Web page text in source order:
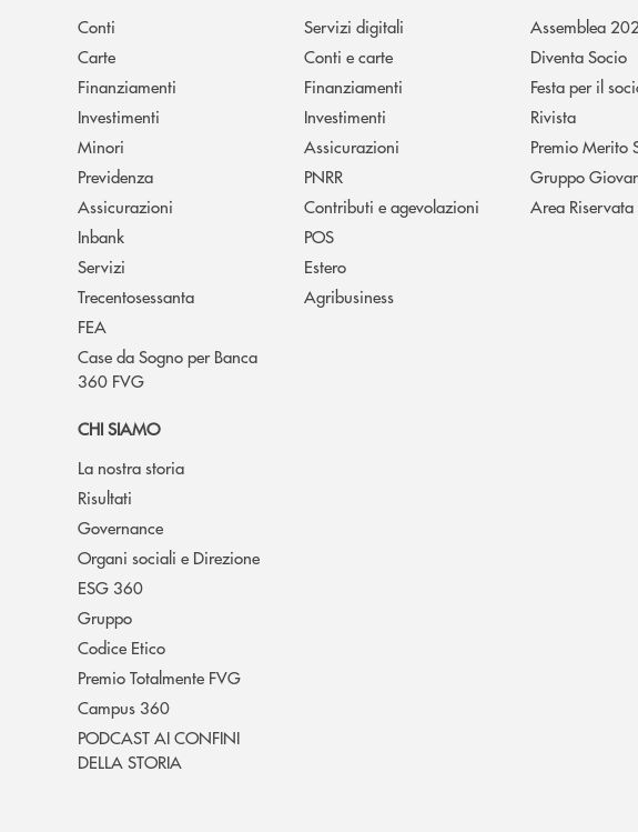
Conti
Carte
Finanziamenti
Investimenti
Minori
Previdenza
Assicurazioni
Inbank
Servizi
Trecentosessanta
FEA
Case da Sogno per Banca
360 FVG
Servizi digitali
Conti e carte
Finanziamenti
Investimenti
Assicurazioni
PNRR
Contributi e agevolazioni
POS
Estero
Agribusiness
Assemblea
Diventa Socio
Festa per il
Rivista
Premio Merito
Gruppo
Area Riservata
CHI SIAMO
La nostra storia
Risultati
Governance
Organi sociali e Direzione
ESG 360
Gruppo
Codice Etico
Premio Totalmente FVG
Campus 360
PODCAST AI CONFINI
DELLA STORIA